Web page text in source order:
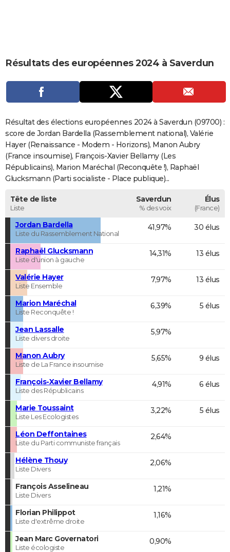
Carte de Noël
Carte Bonne année
Carte Saint-Valentin
Carte Pâques
Carte d'anniversaire
DICTIONNAIRE
COPAINS D'AVANT
S'inscrire
Se connecter
Lycées
Collèges
Primaires
Universités
Entreprises
Service militaire
Avis de recherche
AVIS DE DÉCÈS
FORUM
Bricolage
Lifestyle
Culture
Sport
Auto
Television
Voyage
Cinema
Résultats des européennes 2024 à Saverdun
Résultat des élections européennes 2024 à Saverdun (09700) :
score de Jordan Bardella (Rassemblement national), Valérie
Hayer (Renaissance - Modem - Horizons), Manon Aubry
(France insoumise), François-Xavier Bellamy (Les
Républicains), Marion Maréchal (Reconquête !), Raphaël
Glucksmann (Parti socialiste - Place publique)...
Tête de liste
Liste
Saverdun
% des voix
Élus
(France)
Jordan Bardella
Liste du Rassemblement National
41,97% 30 élus
Raphaël Glucksmann
Liste d'union à gauche
14,31% 13 élus
Valérie Hayer
Liste Ensemble
7,97% 13 élus
Marion Maréchal
Liste Reconquête !
6,39% 5 élus
Jean Lassalle
Liste divers droite
5,97%
Manon Aubry
Liste de La France insoumise
5,65% 9 élus
François-Xavier Bellamy
Liste des Républicains
4,91% 6 élus
Marie Toussaint
Liste Les Ecologistes
3,22% 5 élus
Léon Deffontaines
Liste du Parti communiste français
2,64%
Hélène Thouy
Liste Divers
2,06%
François Asselineau
Liste Divers
1,21%
Florian Philippot
Liste d'extrême droite
1,16%
Jean Marc Governatori
Liste écologiste
0,90%